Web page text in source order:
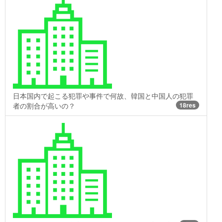
日本国内で起こる犯罪や事件で何故、韓国と中国人の犯罪
者の割合が高いの？
18res